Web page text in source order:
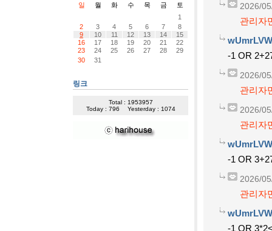
2026/
관리자
-1 OR
2026/
관리자
2026/
관리자
-1 OR
2026/
관리자
-1 OR
일
월 화 수 목 금
토
1
2
3 4 5 6 7
8
9
10 11 12 13 14
15
16
17 18 19 20 21
22
23
24 25 26 27 28
29
30
31
링크
Total : 1953957
Today : 796
Yesterday : 1074